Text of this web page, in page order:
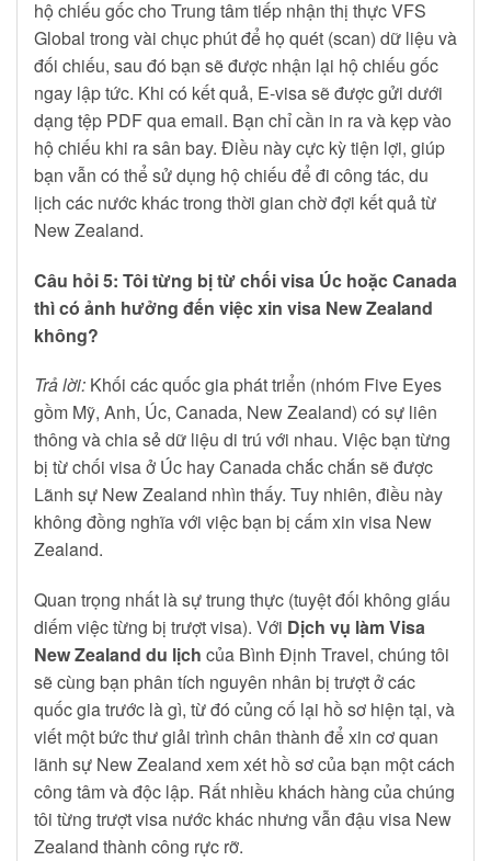
hộ chiếu gốc cho Trung tâm tiếp nhận thị thực VFS
Global trong vài chục phút để họ quét (scan) dữ liệu và
đối chiếu, sau đó bạn sẽ được nhận lại hộ chiếu gốc
ngay lập tức. Khi có kết quả, E-visa sẽ được gửi dưới
dạng tệp PDF qua email. Bạn chỉ cần in ra và kẹp vào
hộ chiếu khi ra sân bay. Điều này cực kỳ tiện lợi, giúp
bạn vẫn có thể sử dụng hộ chiếu để đi công tác, du
lịch các nước khác trong thời gian chờ đợi kết quả từ
New Zealand.
Câu hỏi 5: Tôi từng bị từ chối visa Úc hoặc Canada
thì có ảnh hưởng đến việc xin visa New Zealand
không?
Trả lời: Khối các quốc gia phát triển (nhóm Five Eyes
gồm Mỹ, Anh, Úc, Canada, New Zealand) có sự liên
thông và chia sẻ dữ liệu di trú với nhau. Việc bạn từng
bị từ chối visa ở Úc hay Canada chắc chắn sẽ được
Lãnh sự New Zealand nhìn thấy. Tuy nhiên, điều này
không đồng nghĩa với việc bạn bị cấm xin visa New
Zealand.
Quan trọng nhất là sự trung thực (tuyệt đối không giấu
diếm việc từng bị trượt visa). Với Dịch vụ làm Visa
New Zealand du lịch của Bình Định Travel, chúng tôi
sẽ cùng bạn phân tích nguyên nhân bị trượt ở các
quốc gia trước là gì, từ đó củng cố lại hồ sơ hiện tại, và
viết một bức thư giải trình chân thành để xin cơ quan
lãnh sự New Zealand xem xét hồ sơ của bạn một cách
công tâm và độc lập. Rất nhiều khách hàng của chúng
tôi từng trượt visa nước khác nhưng vẫn đậu visa New
Zealand thành công rực rỡ.